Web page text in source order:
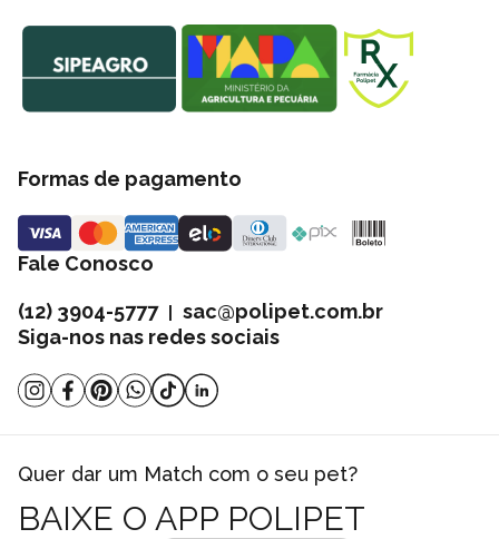
Formas de pagamento
Fale Conosco
(12) 3904-5777| sac@polipet.com.br
Siga-nos nas redes sociais
Quer dar um Match com o seu pet?
BAIXE O APP POLIPET